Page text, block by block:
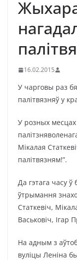
16.02.2015
У чарговы раз
палітвязняў у
У розных месцах
Мікалая
палітвязням!”.
Да гэтага часу ў
ўтрымання
Статкевіч,
Васьковіч, Ігар
На адным з
вуліцы Леніна